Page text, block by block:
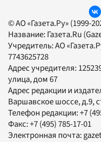
© АО «Газета.Ру» (1999-
Название: Газета.Ru
Учредитель:АО
7743625728
Адрес учредителя:
улица, дом 67
Адрес редакции и
Варшавское шоссе, д.9,
Телефон редакции:+7
Факс:+7 (495) 785-17-01
Электронная почта: